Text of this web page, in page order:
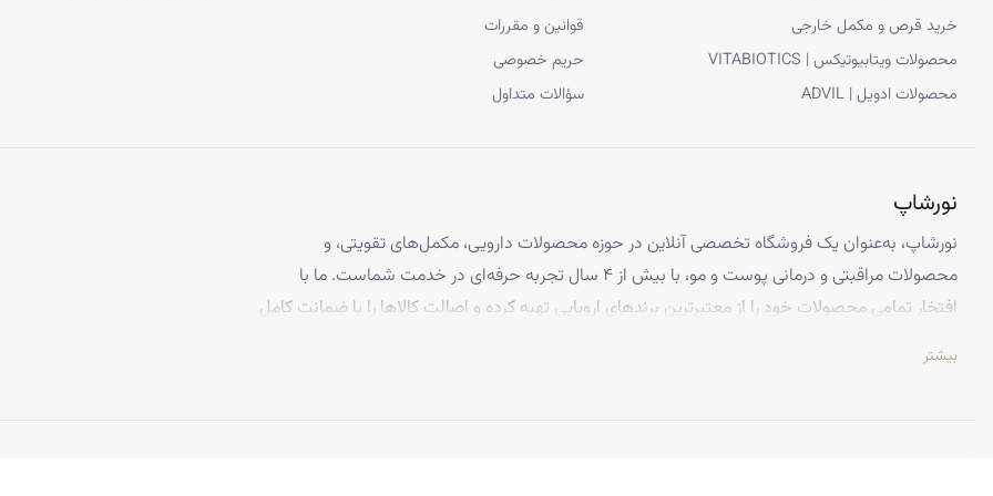
خرید قرص و مکمل خارجی
محصولات ویتابیوتیکس | VITABIOTICS
محصولات ادویل | ADVIL
قوانین و مقررات
حریم خصوصی
سؤالات متداول
نورشاپ
نورشاپ، به‌عنوان یک فروشگاه تخصصی آنلاین در حوزه محصولات دارویی، مکمل‌های تقویتی، و
محصولات مراقبتی و درمانی پوست و مو، با بیش از ۴ سال تجربه حرفه‌ای در خدمت شماست. ما با
افتخار تمامی محصولات خود را از معتبرترین برندهای اروپایی تهیه کرده و اصالت کالاها را با ضمانت کامل
تخصص ما ارائه محصولاتی است که از کیفیت و استانداردهای برتر جهانی برخوردارند، تا بتوانید با
بیشتر